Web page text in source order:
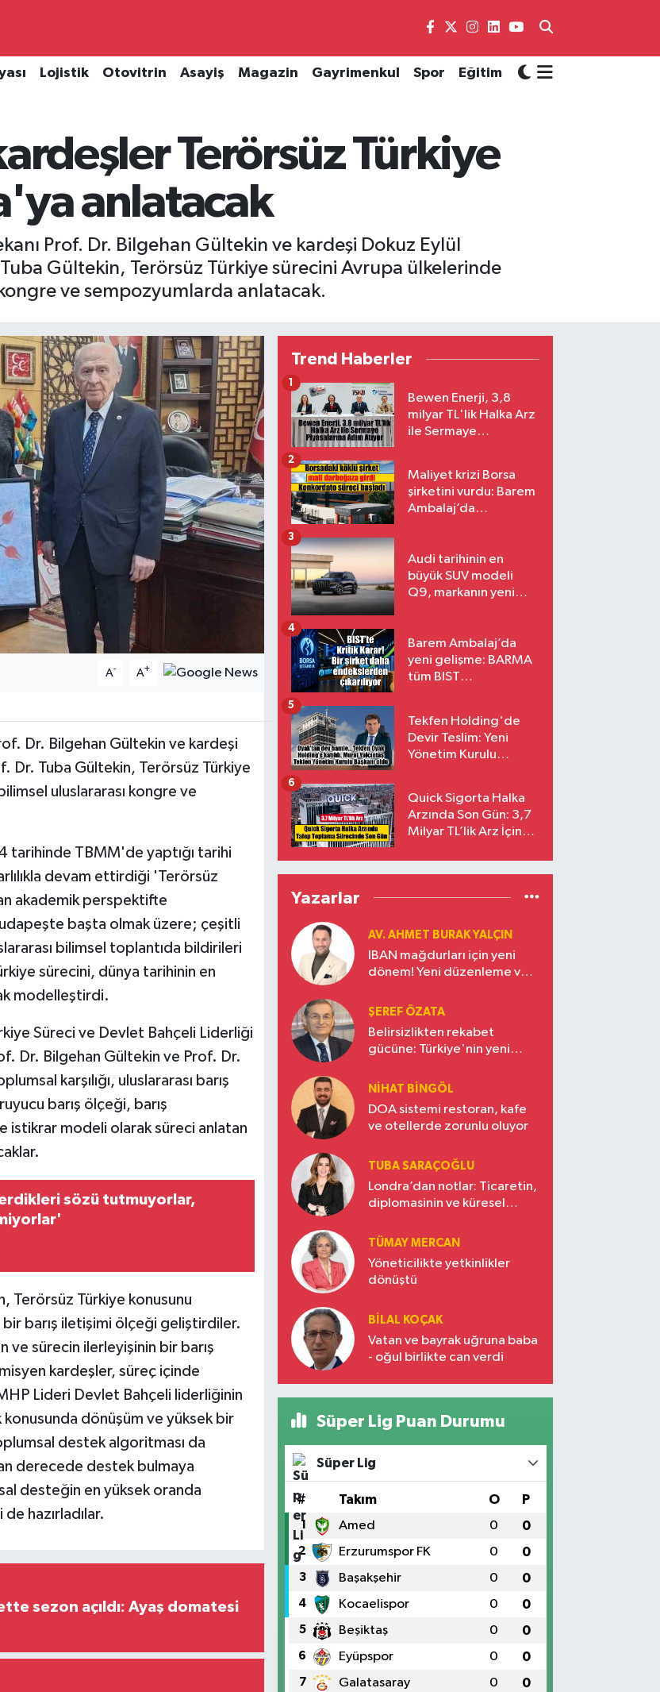
Lojistik Otovitrin Asayiş Magazin Gayrimenkul Spor Eğitim
Terörsüz Türkiye
anlatacak
Prof. Dr. Bilgehan Gültekin ve kardeşi Dokuz Eylül
Gültekin, Terörsüz Türkiye sürecini Avrupa ülkelerinde
ve sempozyumlarda anlatacak.
A- A+
Dr. Bilgehan Gültekin ve kardeşi
Dr. Tuba Gültekin, Terörsüz Türkiye
uluslararası kongre ve
tarihinde TBMM'de yaptığı tarihi
devam ettirdiği 'Terörsüz
akademik perspektifte
başta olmak üzere; çeşitli
bilimsel toplantıda bildirileri
sürecini, dünya tarihinin en
modelleştirdi.
Süreci ve Devlet Bahçeli Liderliği
Dr. Bilgehan Gültekin ve Prof. Dr.
karşılığı, uluslararası barış
barış ölçeği, barış
modeli olarak süreci anlatan
sözü tutmuyorlar,
Terörsüz Türkiye konusunu
bir barış iletişimi ölçeği geliştirdiler.
ve sürecin ilerleyişinin bir barış
kardeşler, süreç içinde
Lideri Devlet Bahçeli liderliğinin
konusunda dönüşüm ve yüksek bir
destek algoritması da
derecede destek bulmaya
desteğin en yüksek oranda
hazırladılar.
sezon açıldı: Ayaş domatesi
Trend Haberler
Bewen Enerji, 3,8
milyar TL'lik Halka Arz
ile Sermaye
1
Maliyet krizi Borsa
şirketini vurdu: Barem
Ambalaj’da
2
Audi tarihinin en
büyük SUV modeli
Q9, markanın yeni
3
Barem Ambalaj’da
yeni gelişme: BARMA
tüm BIST
4
Tekfen Holding'de
Devir Teslim: Yeni
Yönetim Kurulu
5
Quick Sigorta Halka
Arzında Son Gün: 3,7
Milyar TL’lik Arz İçin
Eriyor
6
Yazarlar
AV. AHMET BURAK YALÇIN
IBAN mağdurları için yeni
dönem! Yeni düzenleme ve
ŞEREF ÖZATA
Belirsizlikten rekabet
gücüne: Türkiye'nin yeni
NIHAT BINGÖL
DOA sistemi restoran, kafe
ve otellerde zorunlu oluyor
TUBA SARAÇOĞLU
Londra’dan notlar: Ticaretin,
diplomasinin ve küresel
Türkiye’nin yükselen gücü
TÜMAY MERCAN
Yöneticilikte yetkinlikler
dönüştü
BILAL KOÇAK
Vatan ve bayrak uğruna baba
- oğul birlikte can verdi
Süper Lig Puan Durumu
Süper Lig
# Takım O P
1 Amed 0 0
2 Erzurumspor FK 0 0
3 Başakşehir 0 0
4 Kocaelispor 0 0
5 Beşiktaş 0 0
6 Eyüpspor 0 0
7 Galatasaray 0 0